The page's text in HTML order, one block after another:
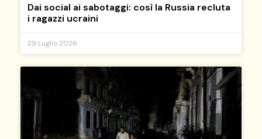
Dai social ai sabotaggi: così la Russia recluta
i ragazzi ucraini
29 Luglio 2026